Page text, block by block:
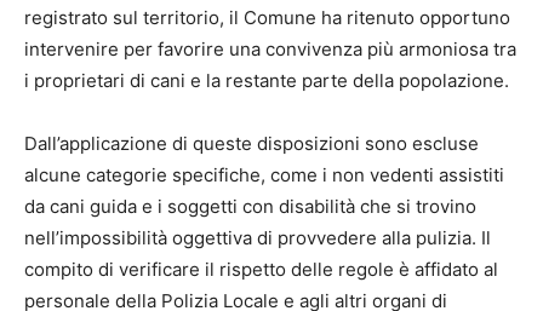
registrato sul territorio, il Comune ha ritenuto opportuno
intervenire per favorire una convivenza più armoniosa tra
i proprietari di cani e la restante parte della popolazione.
Dall’applicazione di queste disposizioni sono escluse
alcune categorie specifiche, come i non vedenti assistiti
da cani guida e i soggetti con disabilità che si trovino
nell’impossibilità oggettiva di provvedere alla pulizia. Il
compito di verificare il rispetto delle regole è affidato al
personale della Polizia Locale e agli altri organi di